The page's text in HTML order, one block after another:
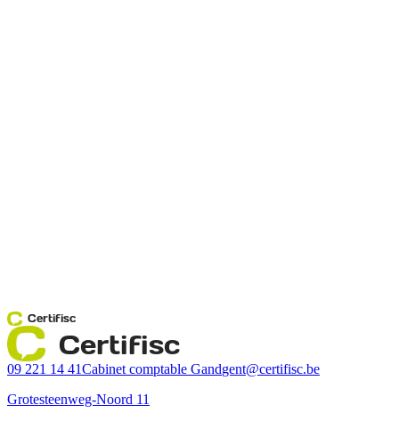
Certifisc
Certifisc
09 221 14 41Cabinet comptable Gandgent@certifisc.be
Grotesteenweg-Noord 11